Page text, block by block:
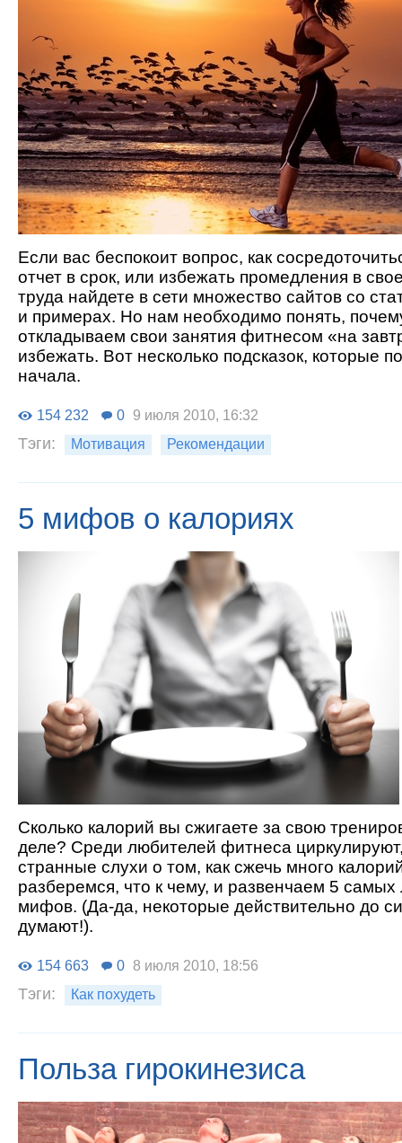
Если вас беспокоит вопрос, как
отчет в срок, или избежать промедления в
труда найдете в сети множество сайтов со
и примерах. Но нам необходимо понять,
откладываем свои занятия фитнесом «на
избежать. Вот несколько подсказок, которые
начала.
154 232 0 9 июля 2010, 16:32
Тэги: Мотивация Рекомендации
5 мифов о калориях
Сколько калорий вы сжигаете за свою
деле? Среди любителей фитнеса
странные слухи о том, как сжечь много
разберемся, что к чему, и развенчаем 5
мифов. (Да-да, некоторые действительно до
думают!).
154 663 0 8 июля 2010, 18:56
Тэги: Как похудеть
Польза гирокинезиса